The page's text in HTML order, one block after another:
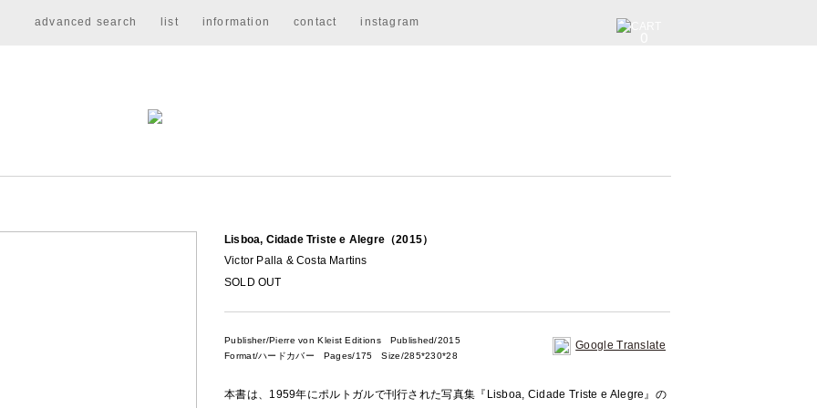
advanced search list information contact instagram
Lisboa, Cidade Triste e Alegre（2015）
Victor Palla & Costa Martins
SOLD OUT
Publisher/Pierre von Kleist EditionsPublished/2015
Format/ハードカバー Pages/175 Size/285*230*28
Google Translate
本書は、1959年にポルトガルで刊行された写真集『Lisboa, Cidade Triste e Alegre』の